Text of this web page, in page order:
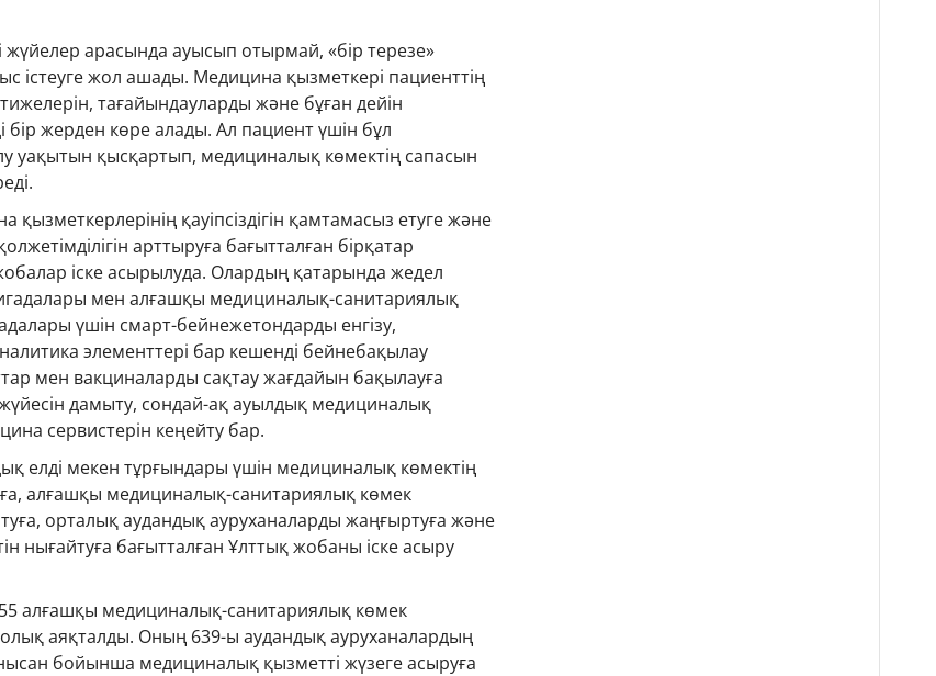
жүйелер арасында ауысып отырмай, «бір терезе»
істеуге жол ашады. Медицина қызметкері пациенттің
тағайындауларды және бұған дейін
бір жерден көре алады. Ал пациент үшін бұл
уақытын қысқартып, медициналық көмектің сапасын
қауіпсіздігін қамтамасыз етуге және
арттыруға бағытталған бірқатар
іске асырылуда. Олардың қатарында жедел
мен алғашқы медициналық-санитариялық
үшін смарт-бейнежетондарды енгізу,
элементтері бар кешенді бейнебақылау
мен вакциналарды сақтау жағдайын бақылауға
дамыту, сондай-ақ ауылдық медициналық
сервистерін кеңейту бар.
елді мекен тұрғындары үшін медициналық көмектің
алғашқы медициналық-санитариялық көмек
орталық аудандық ауруханаларды жаңғыртуға және
нығайтуға бағытталған Ұлттық жобаны іске асыру
алғашқы медициналық-санитариялық көмек
аяқталды. Оның 639-ы аудандық ауруханалардың
бойынша медициналық қызметті жүзеге асыруға